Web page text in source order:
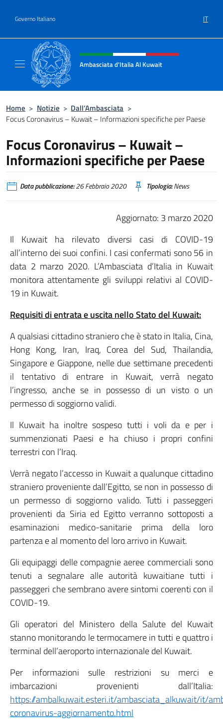
Governo Italiano IT
Intestazione sito, social e menù
Ambasciata d'Italia Al Kuwait
Home > Notizie > Dall’Ambasciata >
Focus Coronavirus – Kuwait – Informazioni specifiche per Paese
Focus Coronavirus – Kuwait –
Informazioni specifiche per Paese
Data pubblicazione:26 Febbraio 2020 Tipologia:News
Aggiornato: 3 marzo 2020
Il Kuwait ha rilevato diversi casi di COVID-19
all’interno dei suoi confini. I casi confermati sono 56 in
data 2 marzo 2020. L’Ambasciata d’Italia in Kuwait
monitora attentamente gli sviluppi relativi al COVID-
19 in Kuwait.
Requisiti di entrata e uscita nello Stato del Kuwait:
A qualsiasi cittadino straniero che è stato in Italia, Cina,
Hong Kong, Iran, Iraq, Corea del Sud, Thailandia,
Singapore e Giappone, nelle due settimane precedenti
il tentativo di entrare in Kuwait, verrà negato
l’ingresso, anche se in possesso di un visto o un
permesso di soggiorno validi.
Il Kuwait ha inoltre sospeso tutti i voli da e per i
summenzionati Paesi e ha chiuso i propri confini
terrestri con l’Iraq.
Verrà negato l’accesso in Kuwait a qualunque cittadino
straniero proveniente dall’Egitto, se non in possesso di
un permesso di soggiorno valido. Tutti i passeggeri
provenienti da Siria ed Egitto verranno sottoposti a
esaminazioni medico-sanitarie prima della loro
partenza e al momento del loro arrivo in Kuwait.
Gli equipaggi delle compagnie aeree commerciali sono
tenuti a segnalare alle autorità kuwaitiane tutti i
passeggeri che sembrano avere sintomi coerenti con il
COVID-19.
Gli operatori del Ministero della Salute del Kuwait
stanno monitorando le termocamere in tutti e quattro i
terminal dell’aeroporto internazionale del Kuwait.
Per informazioni sulle restrizioni su merci e
imbarcazioni provenienti dall’Italia:
https://ambalkuwait.esteri.it/ambasciata_alkuwait/it/
coronavirus-aggiornamento.html